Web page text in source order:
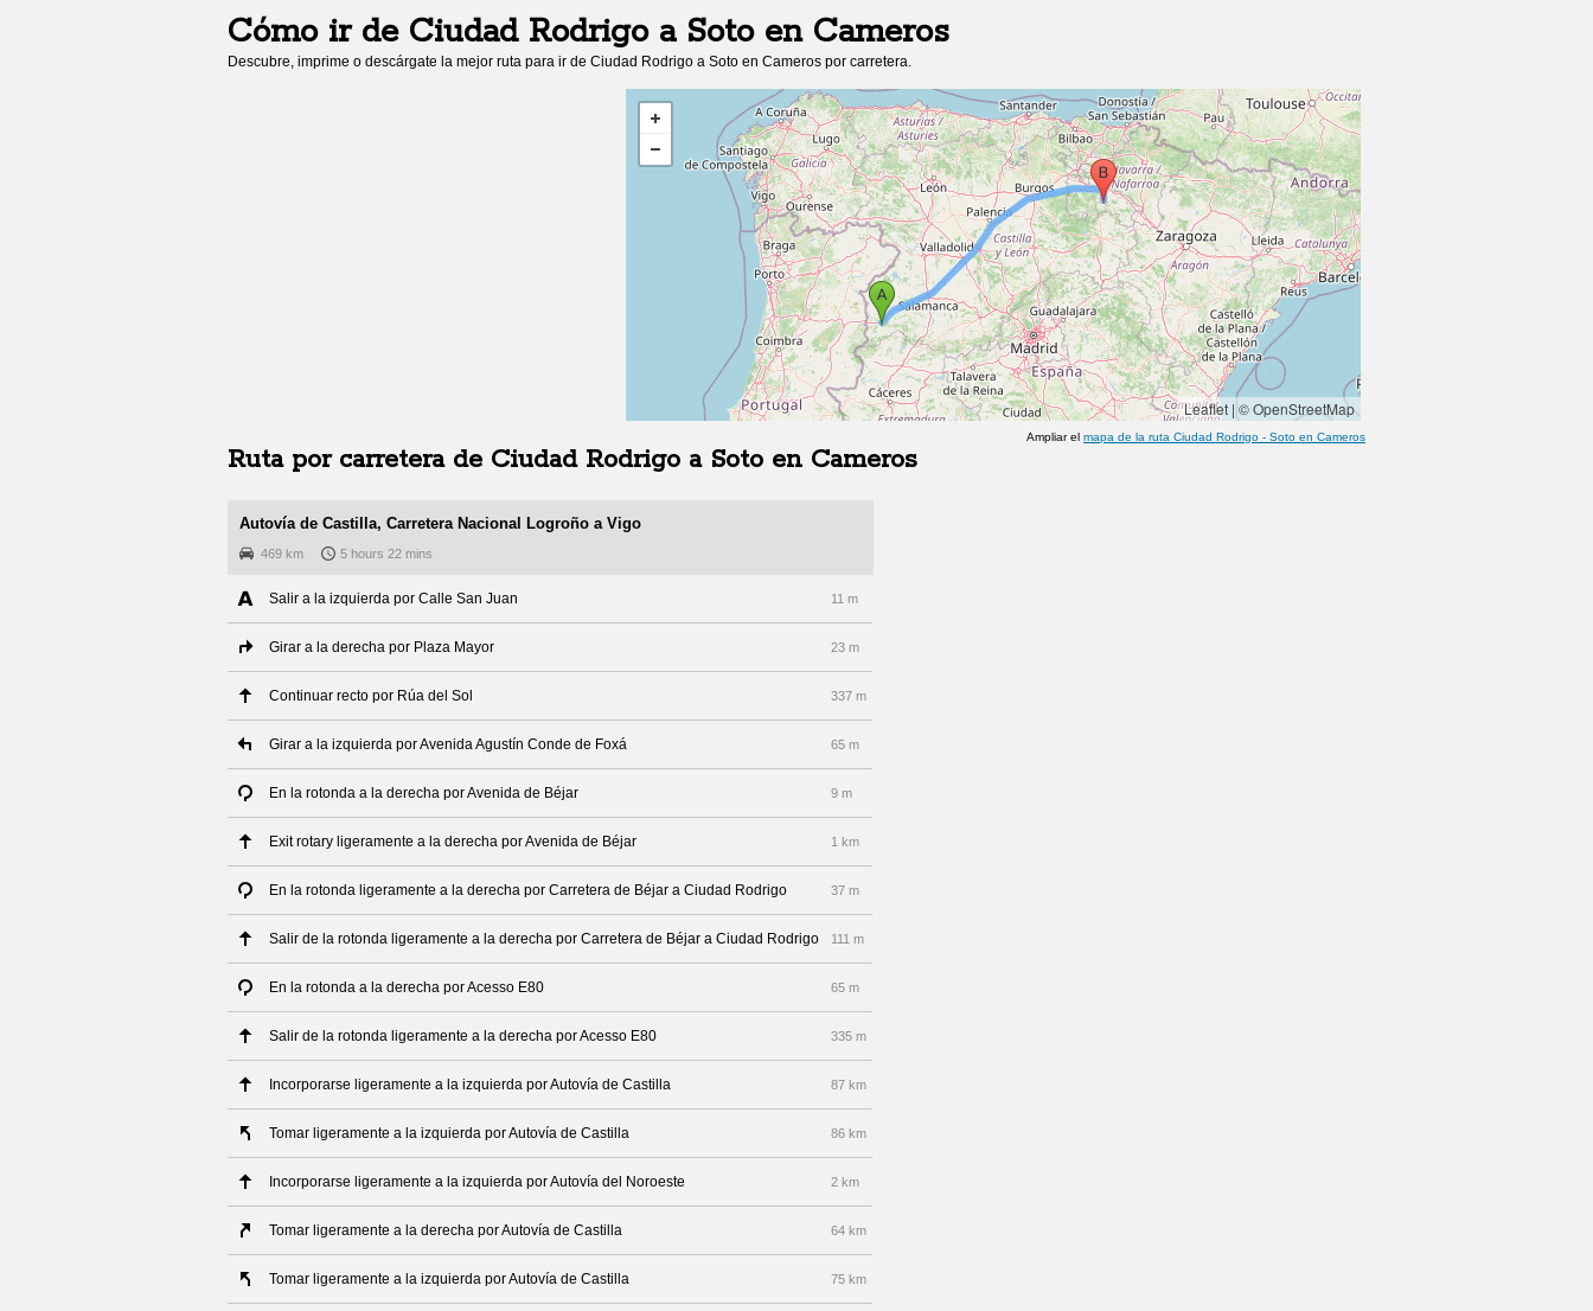
Cómo ir de Ciudad Rodrigoa Soto en Cameros
Descubre, imprime o descárgate la mejor ruta para ir de Ciudad Rodrigo a Soto en Cameros por carretera.
Leaflet | © OpenStreetMap
Ampliar el mapa de la ruta Ciudad Rodrigo - Soto en Cameros
Ruta por carretera de Ciudad Rodrigo a Soto en Cameros
Autovía de Castilla, Carretera Nacional Logroño a Vigo
469 km 5 hours 22 mins
Salir a la izquierda por Calle San Juan 11 m
Girar a la derecha por Plaza Mayor 23 m
Continuar recto por Rúa del Sol 337 m
Girar a la izquierda por Avenida Agustín Conde de Foxá 65 m
En la rotonda a la derecha por Avenida de Béjar 9 m
Exit rotary ligeramente a la derecha por Avenida de Béjar 1 km
En la rotonda ligeramente a la derecha por Carretera de Béjar a Ciudad Rodrigo 37 m
Salir de la rotonda ligeramente a la derecha por Carretera de Béjar a Ciudad Rodrigo 111 m
En la rotonda a la derecha por Acesso E80 65 m
Salir de la rotonda ligeramente a la derecha por Acesso E80 335 m
Incorporarse ligeramente a la izquierda por Autovía de Castilla 87 km
Tomar ligeramente a la izquierda por Autovía de Castilla 86 km
Incorporarse ligeramente a la izquierda por Autovía del Noroeste 2 km
Tomar ligeramente a la derecha por Autovía de Castilla 64 km
Tomar ligeramente a la izquierda por Autovía de Castilla 75 km